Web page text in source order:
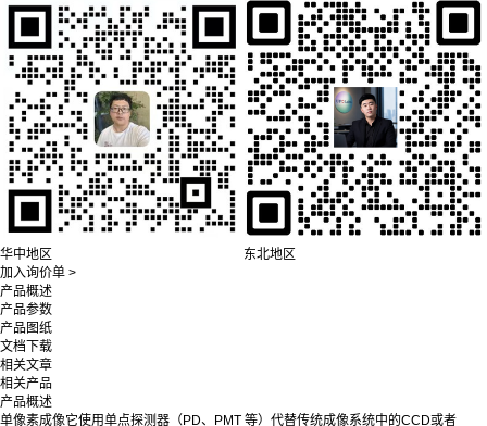
华中地区
东北地区
加入询价单 >
产品概述
产品参数
产品图纸
文档下载
相关文章
相关产品
产品概述
单像素成像它使用单点探测器（PD、PMT 等）代替传统成像系统中的CCD或者